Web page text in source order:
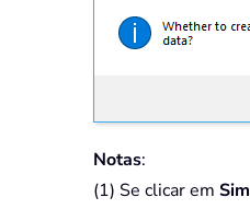
Notas:
(1) Se clicar em Sim